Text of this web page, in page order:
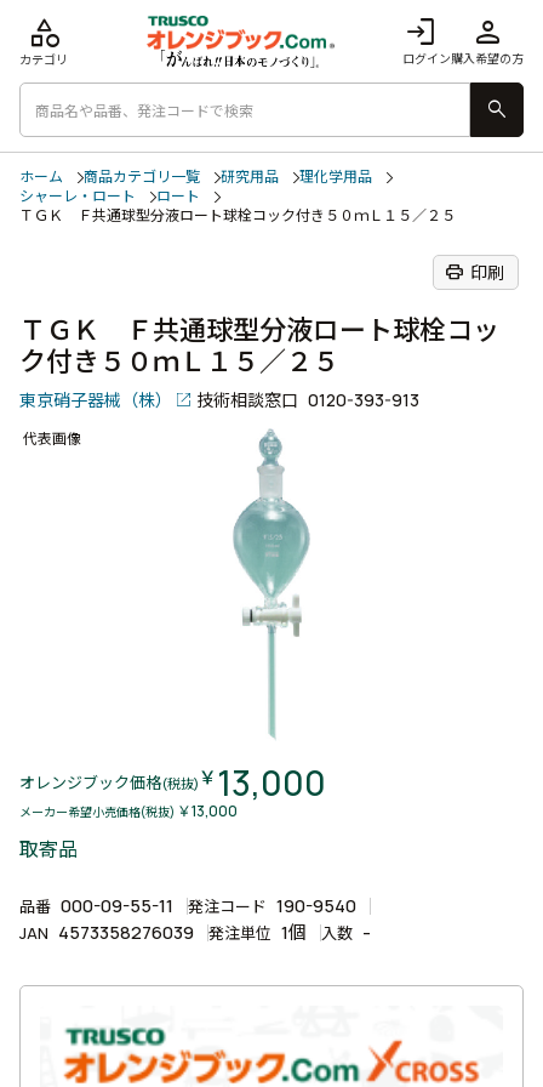
login
ログイン
person
購入希望の方
category
カテゴリ
search
ホーム 商品カテゴリ一覧 研究用品
理化学用品
シャーレ・ロート
ロート
ＴＧＫ Ｆ共通球型分液ロート球栓コック付き５０ｍＬ１５／２５
print 印刷
ＴＧＫ Ｆ共通球型分液ロート球栓コッ
ク付き５０ｍＬ１５／２５
東京硝子器械（株） 技術相談窓口 0120-393-913
代表画像
オレンジブック価格(税抜) ￥ 13,000
メーカー希望小売価格(税抜) ￥13,000
取寄品
品番 000-09-55-11 発注コード 190-9540
JAN 4573358276039 発注単位 1個 入数 -